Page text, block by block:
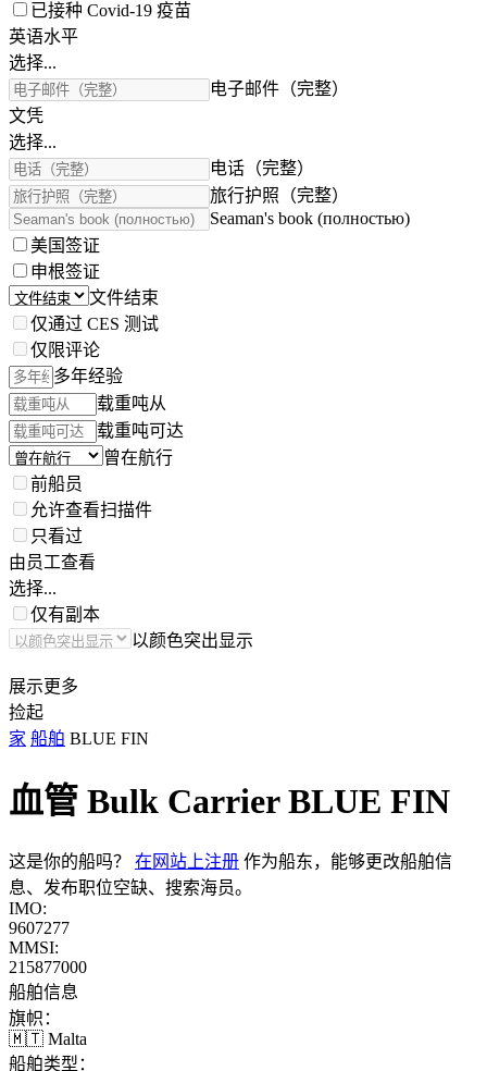
已接种 Covid-19 疫苗
英语水平
选择...
电子邮件（完整）
文凭
选择...
电话（完整）
旅行护照（完整）
Seaman's book (полностью)
美国签证
申根签证
文件结束
仅通过 CES 测试
仅限评论
多年经验
载重吨从
载重吨可达
曾在航行
前船员
允许查看扫描件
只看过
由员工查看
选择...
仅有副本
以颜色突出显示
展示更多
捡起
家 船舶 BLUE FIN
血管 Bulk CarrierBLUE FIN
这是你的船吗？ 在网站上注册 作为船东，能够更改船舶信
息、发布职位空缺、搜索海员。
IMO:
9607277
MMSI:
215877000
船舶信息
旗帜：
🇲🇹 Malta
船舶类型：